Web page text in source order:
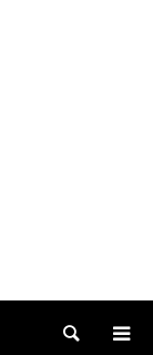
検索